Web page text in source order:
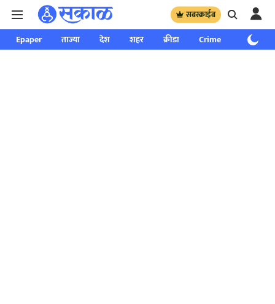
सबस्क्राईब
Epaper ताज्या देश शहर क्रीडा Crime साप्ताहिक